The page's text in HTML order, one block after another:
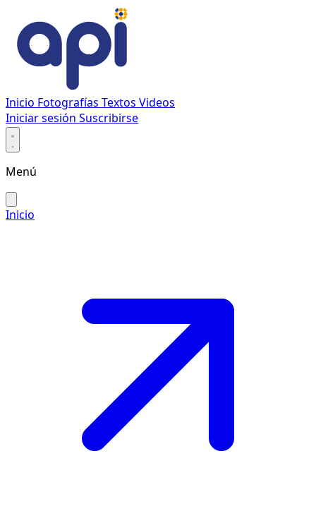
Inicio Fotografías Textos Videos
Iniciar sesión Suscribirse
Menú
Inicio